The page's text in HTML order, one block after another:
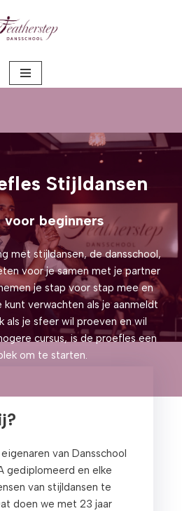
Stijldansen
voor beginners
met stijldansen, de dansschool,
voor je samen met je partner
je stap voor stap mee en
verwachten als je aanmeldt
als je sfeer wil proeven en wil
cursus, is de proefles een
om te starten.
van Dansschool
gediplomeerd en elke
van stijldansen te
doen we met 23 jaar